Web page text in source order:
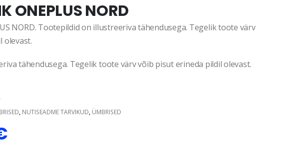
ONEPLUS NORD
NORD. Tootepildid on illustreeriva tähendusega. Tegelik toote värv
olevast.
tähendusega. Tegelik toote värv võib pisut erineda pildil olevast.
, NUTISEADME TARVIKUD, ÜMBRISED